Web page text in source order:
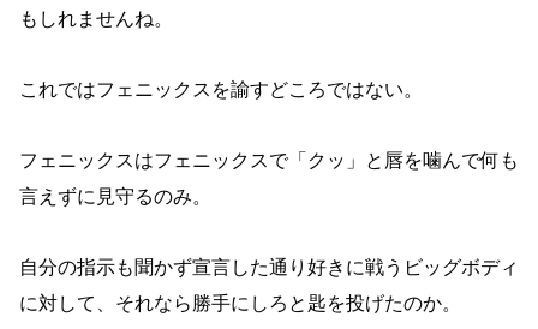
もしれませんね。
これではフェニックスを諭すどころではない。
フェニックスはフェニックスで「クッ」と唇を噛んで何も
言えずに見守るのみ。
自分の指示も聞かず宣言した通り好きに戦うビッグボディ
に対して、それなら勝手にしろと匙を投げたのか。